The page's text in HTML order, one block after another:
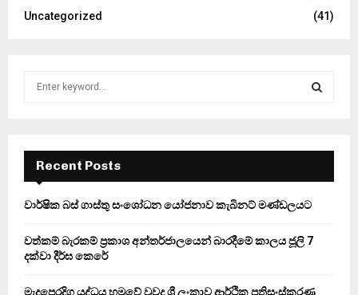
Uncategorized
(41)
f
r
E
A
Recent Posts
වාර්ෂික බස් ගාස්තු සංශෝධන යෝජනාව කැබිනට් මණ්ඩලයට
වත්කම් බැරකම් ප්‍රකාශ අන්තර්ජාලයෙන් බාරදීමේ කාලය ජූලි 7
දක්වා දීර්ඝ කෙරේ
මැදපෙරදිග යුද්ධය හමුවේ වුවද ශ්‍රී ලංකාව ආර්ථික ප්‍රතිසංස්කරණ